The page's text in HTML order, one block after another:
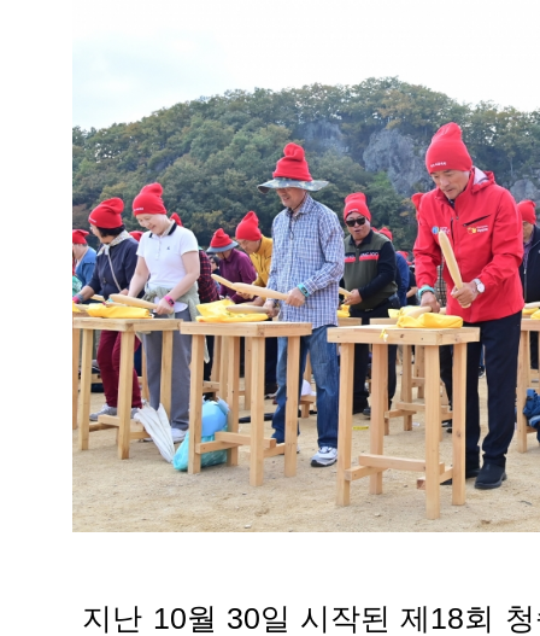
지난 10월 30일 시작된 제18회